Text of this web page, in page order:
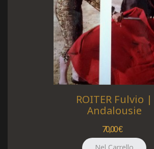
ROITER Fulvio |
Andalousie
70,00 €